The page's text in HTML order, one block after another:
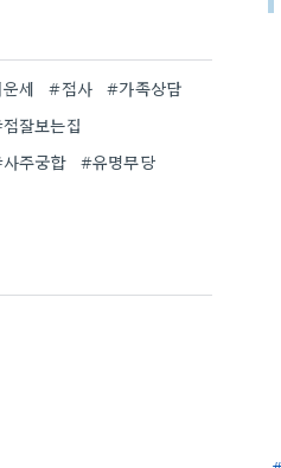
세 #점사
#가족상담
잘보는집
주궁합
#유명무당